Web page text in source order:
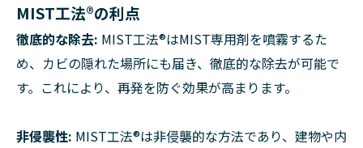
MIST工法®の利点
徹底的な除去: MIST工法®はMIST専用剤を噴霧するた
め、カビの隠れた場所にも届き、徹底的な除去が可能で
す。これにより、再発を防ぐ効果が高まります。
非侵襲性: MIST工法®は非侵襲的な方法であり、建物や内